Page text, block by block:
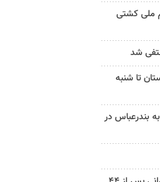
ملی کشتی
شد
تا شنبه
بندرعباس در